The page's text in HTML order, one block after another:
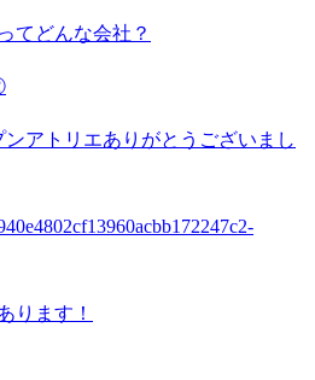
てどんな会社？
アトリエありがとうございまし
ります！